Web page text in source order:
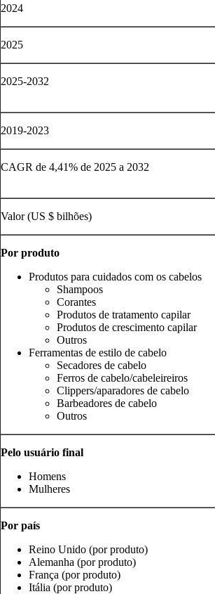
2024
2025
2025-2032
2019-2023
CAGR de 4,41% de 2025 a 2032
Valor (US $ bilhões)
Por produto
Produtos para cuidados com os cabelos
Shampoos
Corantes
Produtos de tratamento capilar
Produtos de crescimento capilar
Outros
Ferramentas de estilo de cabelo
Secadores de cabelo
Ferros de cabelo/cabeleireiros
Clippers/aparadores de cabelo
Barbeadores de cabelo
Outros
Pelo usuário final
Homens
Mulheres
Por país
Reino Unido (por produto)
Alemanha (por produto)
França (por produto)
Itália (por produto)